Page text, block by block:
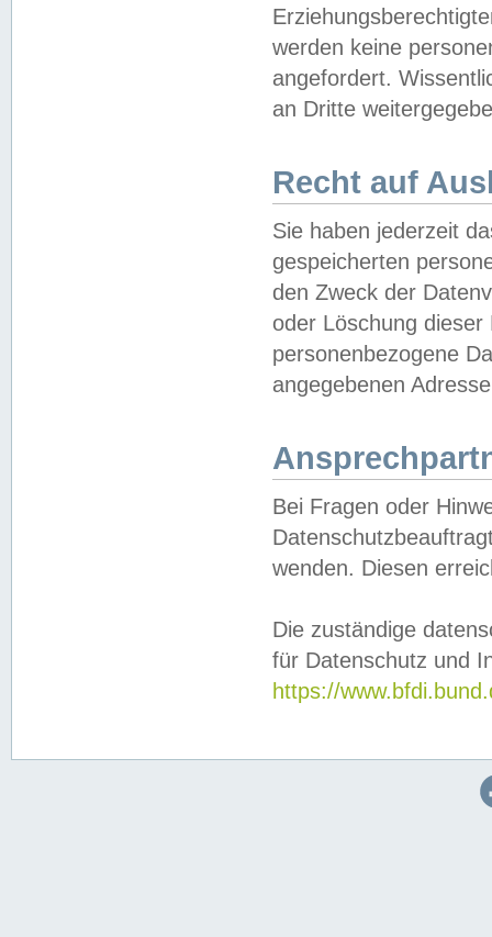
werden keine
angefordert.
an Dritte
Recht auf
Sie haben jederzeit
gespeicherten
den Zweck der
oder Löschung
personenbezogene
angegebenen
Bei Fragen oder
wenden. Diesen
Die zuständige
für Datenschutz und
https://